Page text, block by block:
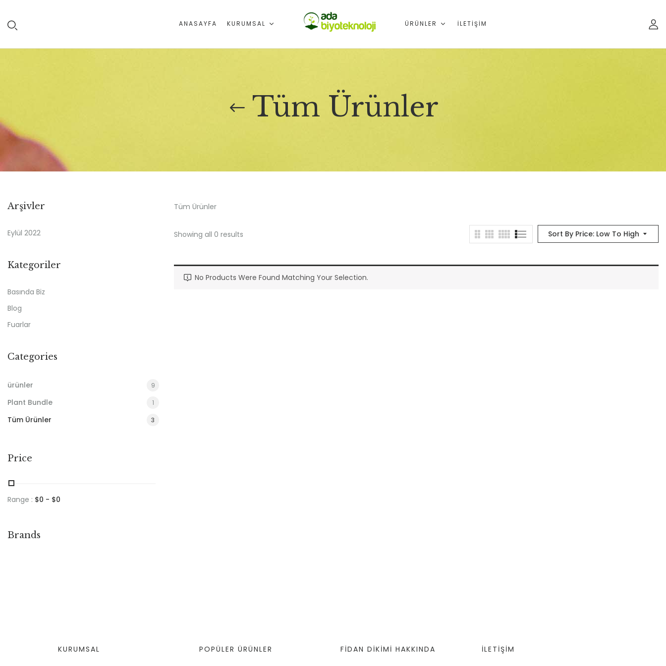
ANASAYFA KURUMSAL ÜRÜNLER İLETIŞIM
Tüm Ürünler
Arşivler
Eylül 2022
Kategoriler
Basında Biz
Blog
Fuarlar
Categories
ürünler 9
Plant Bundle 1
Tüm Ürünler 3
Price
Range : $0 - $0
Brands
Tüm Ürünler
Sort By Price: Low To High
Showing all 0 results
No Products Were Found Matching Your Selection.
KURUMSAL POPÜLER ÜRÜNLER FİDAN DİKİMİ HAKKINDA İLETİŞİM